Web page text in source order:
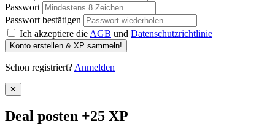
Passwort
Passwort bestätigen
Ich akzeptiere die AGB und Datenschutzrichtlinie
Konto erstellen & XP sammeln!
Schon registriert? Anmelden
✕
Deal posten +25 XP